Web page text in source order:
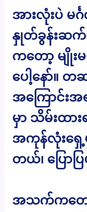
အားလုံးပဲ မင်္
နှုတ်ခွန်းဆက်
ကတော့ မျိုးမ
ပေါ့နော်။
အကြောင်း
မှာ သိမ်းထာ
အကုန်လုံးရှေ့မှ
တယ်၊ ပြောပြ
အသက်ကတော့